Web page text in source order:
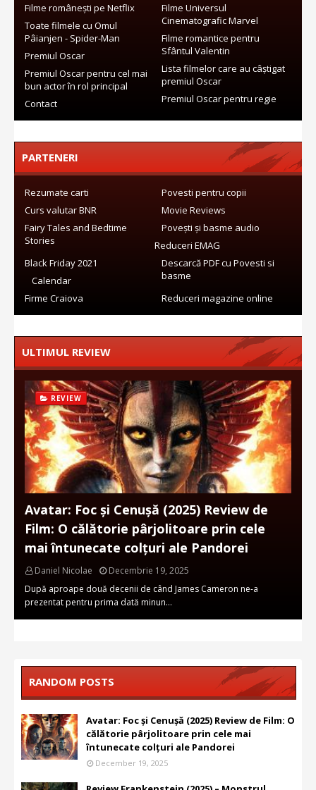
Filme românești pe Netflix
Filme Universul
Cinematografic Marvel
Toate filmele cu Omul
Pâianjen - Spider-Man
Filme romantice pentru
Sfântul Valentin
Premiul Oscar
Lista filmelor care au câștigat
premiul Oscar
Premiul Oscar pentru cel mai
bun actor în rol principal
Premiul Oscar pentru regie
Contact
PARTENERI
Rezumate carti
Povesti pentru copii
Curs valutar BNR
Movie Reviews
Fairy Tales and Bedtime
Stories
Povești și basme audio
Reduceri EMAG
Descarcă PDF cu Povesti si
basme
Black Friday 2021
Calendar
Firme Craiova
Reduceri magazine online
ULTIMUL REVIEW
REVIEW
Avatar: Foc și Cenușă (2025) Review de
Film: O călătorie pârjolitoare prin cele
mai întunecate colțuri ale Pandorei
Daniel Nicolae
Decembrie 19, 2025
După aproape două decenii de când James Cameron ne-a
prezentat pentru prima dată minun…
RANDOM POSTS
Avatar: Foc și Cenușă (2025) Review de Film: O
călătorie pârjolitoare prin cele mai
întunecate colțuri ale Pandorei
December 19, 2025